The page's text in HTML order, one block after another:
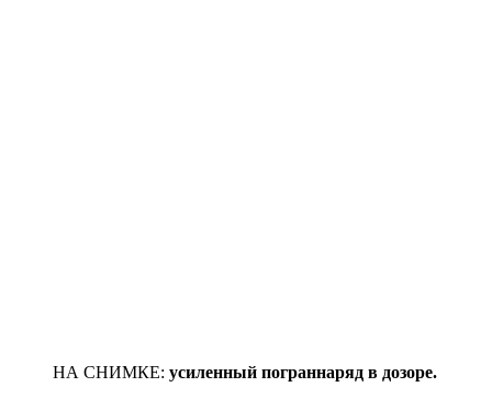
НА СНИМКЕ: усиленный пограннаряд в дозоре.